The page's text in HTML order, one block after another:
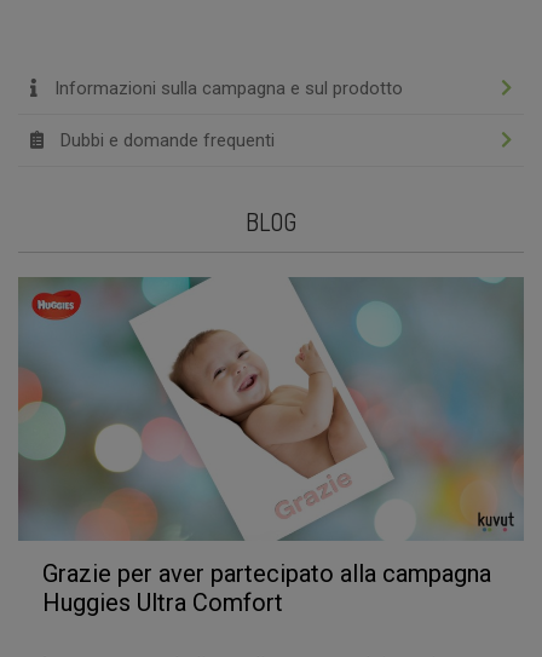
Informazioni sulla campagna e sul prodotto
Dubbi e domande frequenti
BLOG
Grazie per aver partecipato alla campagna
Huggies Ultra Comfort